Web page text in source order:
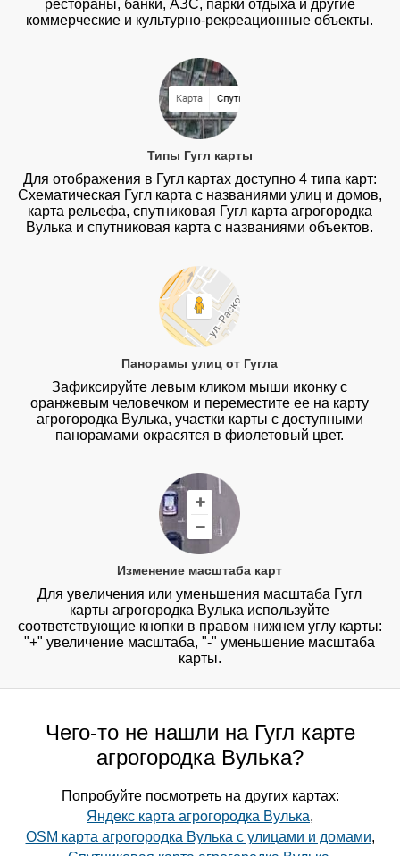
рестораны, банки, АЗС, парки отдыха и другие
коммерческие и культурно-рекреационные объекты.
Типы Гугл карты
Для отображения в Гугл картах доступно 4 типа карт:
Схематическая Гугл карта с названиями улиц и домов,
карта рельефа, спутниковая Гугл карта агрогородка
Вулька и спутниковая карта с названиями объектов.
Панорамы улиц от Гугла
Зафиксируйте левым кликом мыши иконку с
оранжевым человечком и переместите ее на карту
агрогородка Вулька, участки карты с доступными
панорамами окрасятся в фиолетовый цвет.
Изменение масштаба карт
Для увеличения или уменьшения масштаба Гугл
карты агрогородка Вулька используйте
соответствующие кнопки в правом нижнем углу карты:
"+" увеличение масштаба, "-" уменьшение масштаба
карты.
Чего-то не нашли на Гугл карте
агрогородка Вулька?
Попробуйте посмотреть на других картах:
Яндекс карта агрогородка Вулька,
OSM карта агрогородка Вулька с улицами и домами,